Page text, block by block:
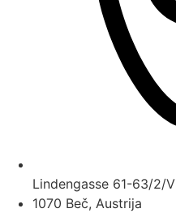
Lindengasse 61-63/2/V
1070 Beč, Austrija